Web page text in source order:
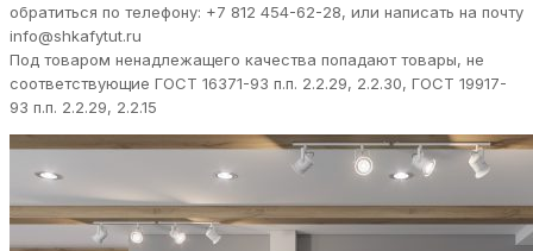
обратиться по телефону: +7 812 454-62-28, или написать на почту
info@shkafytut.ru
Под товаром ненадлежащего качества попадают товары, не
соответствующие ГОСТ 16371-93 п.п. 2.2.29, 2.2.30, ГОСТ 19917-
93 п.п. 2.2.29, 2.2.15